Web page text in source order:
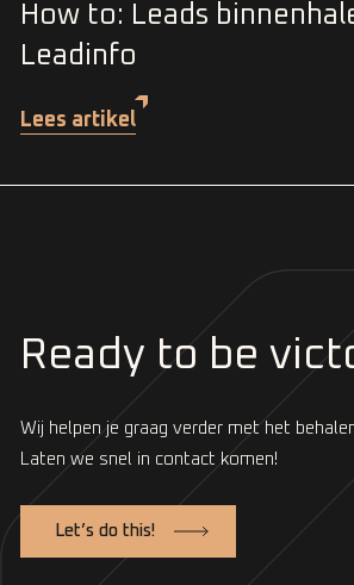
How to: Leads
Leadinfo
Lees artikel
Ready to be
Wij helpen je graag verder met het
Laten we snel in contact komen!
Let’s do this!